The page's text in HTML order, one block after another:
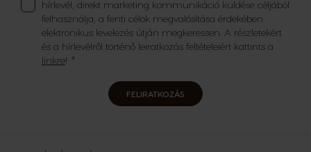
hírlevél, direkt marketing kommunikáció küldése céljából
felhasználja, a fenti célok megvalósítása érdekében
elektronikus levelezés útján megkeressen. A részletekért
és a hírlevélről történő leiratkozás feltételeiért kattints a
linkre!
FELIRATKOZÁS